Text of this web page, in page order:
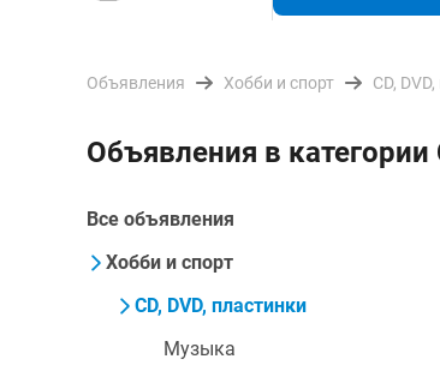
Объявления Хобби и спорт CD,
Объявления в
Все объявления
Хобби и спорт
CD, DVD, пластинки
Музыка